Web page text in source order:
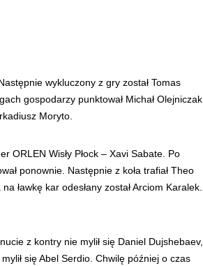
wykluczony z gry został Tomas
gospodarzy punktował Michał Olejniczak.
Moryto.
ORLEN Wisły Płock – Xavi Sabate. Po
ponownie. Następnie z koła trafiał Theo
ławkę kar odesłany został Arciom Karalek.
z kontry nie mylił się Daniel Dujshebaev,
się Abel Serdio. Chwilę później o czas